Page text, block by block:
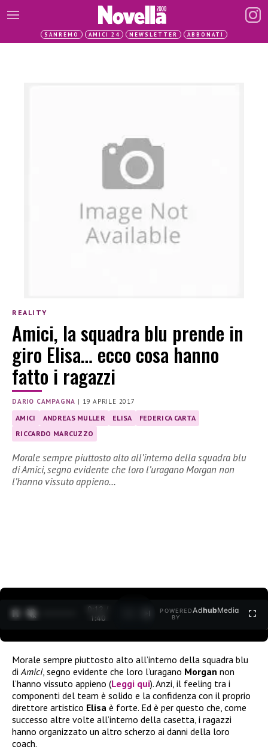
SANREMO AMICI 24 NEWSLETTER ABBONATI
REALITY
Amici, la squadra blu prende in
giro Elisa… ecco cosa hanno
fatto i ragazzi
DARIO CAMPAGNA | 19 APRILE 2017
AMICI ANDREAS MULLER ELISA
FEDERICA CARTA
RICCARDO MARCUZZO
Morale sempre piuttosto alto all’interno della squadra blu
di Amici, segno evidente che loro l’uragano Morgan non
l’hanno vissuto appieno…
0:12 /
1:40
POWERED
BY
AdhubMedia
Morale sempre piuttosto alto all’interno della squadra blu
di Amici, segno evidente che loro l’uragano Morgan non
l’hanno vissuto appieno (Leggi qui). Anzi, il feeling tra i
componenti del team è solido e la confidenza con il proprio
direttore artistico Elisa è forte. Ed è per questo che, come
successo altre volte all’interno della casetta, i ragazzi
hanno organizzato un altro scherzo ai danni della loro
coach.